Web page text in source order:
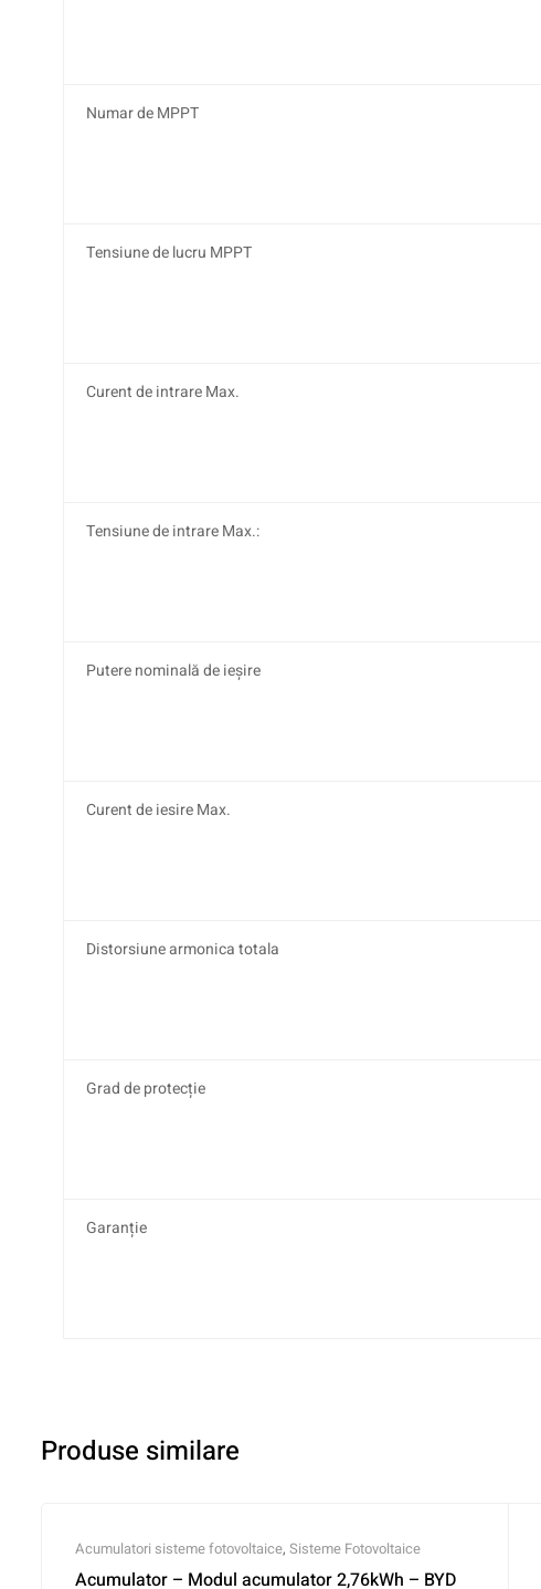
Numar de MPPT
Tensiune de lucru MPPT
Curent de intrare Max.
Tensiune de intrare Max.:
Putere nominală de ieșire
Curent de iesire Max.
Distorsiune armonica totala
Grad de protecție
Garanție
Produse similare
Acumulatori sisteme fotovoltaice, Sisteme Fotovoltaice
Acumulator – Modul acumulator 2,76kWh – BYD